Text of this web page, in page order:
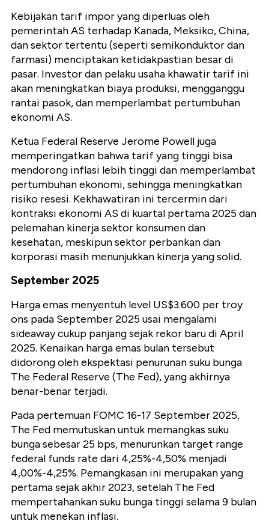
Kebijakan tarif impor yang diperluas oleh
pemerintah AS terhadap Kanada, Meksiko, China,
dan sektor tertentu (seperti semikonduktor dan
farmasi) menciptakan ketidakpastian besar di
pasar. Investor dan pelaku usaha khawatir tarif ini
akan meningkatkan biaya produksi, mengganggu
rantai pasok, dan memperlambat pertumbuhan
ekonomi AS.
Ketua Federal Reserve Jerome Powell juga
memperingatkan bahwa tarif yang tinggi bisa
mendorong inflasi lebih tinggi dan memperlambat
pertumbuhan ekonomi, sehingga meningkatkan
risiko resesi. Kekhawatiran ini tercermin dari
kontraksi ekonomi AS di kuartal pertama 2025 dan
pelemahan kinerja sektor konsumen dan
kesehatan, meskipun sektor perbankan dan
korporasi masih menunjukkan kinerja yang solid.
September 2025
Harga emas menyentuh level US$3.600 per troy
ons pada September 2025 usai mengalami
sideaway cukup panjang sejak rekor baru di April
2025. Kenaikan harga emas bulan tersebut
didorong oleh ekspektasi penurunan suku bunga
The Federal Reserve (The Fed), yang akhirnya
benar-benar terjadi.
Pada pertemuan FOMC 16-17 September 2025,
The Fed memutuskan untuk memangkas suku
bunga sebesar 25 bps, menurunkan target range
federal funds rate dari 4,25%-4,50% menjadi
4,00%-4,25%. Pemangkasan ini merupakan yang
pertama sejak akhir 2023, setelah The Fed
mempertahankan suku bunga tinggi selama 9 bulan
untuk menekan inflasi.